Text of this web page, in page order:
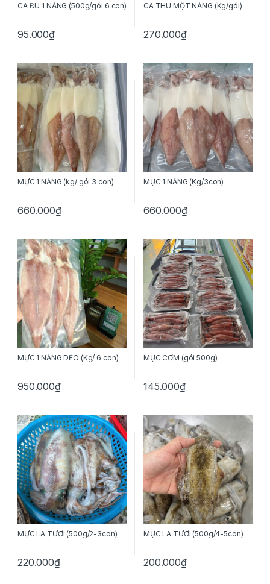
CÁ ĐÙ 1 NẮNG (500g/gói 6 con)
95.000₫
CÁ THU MỘT NẮNG (Kg/gói)
270.000₫
MỰC 1 NẮNG (kg/ gói 3 con)
660.000₫
MỰC 1 NẮNG (Kg/3con)
660.000₫
MỰC 1 NẮNG DẺO (Kg/ 6 con)
950.000₫
MỰC CƠM (gói 500g)
145.000₫
MỰC LÁ TƯƠI (500g/2-3con)
220.000₫
MỰC LÁ TƯƠI (500g/4-5con)
200.000₫